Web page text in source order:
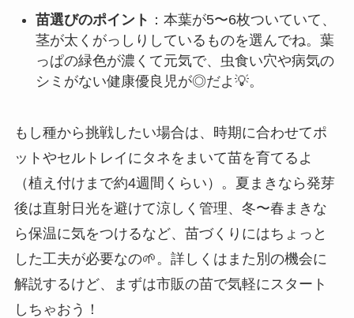
苗選びのポイント ：本葉が5〜6枚ついていて、
茎が太くがっしりしているものを選んでね。葉
っぱの緑色が濃くて元気で、虫食い穴や病気の
シミがない健康優良児が◎だよ💡。
もし種から挑戦したい場合は、時期に合わせてポ
ットやセルトレイにタネをまいて苗を育てるよ
（植え付けまで約4週間くらい）。夏まきなら発芽
後は直射日光を避けて涼しく管理、冬〜春まきな
ら保温に気をつけるなど、苗づくりにはちょっと
した工夫が必要なの🌱。詳しくはまた別の機会に
解説するけど、まずは市販の苗で気軽にスタート
しちゃおう！